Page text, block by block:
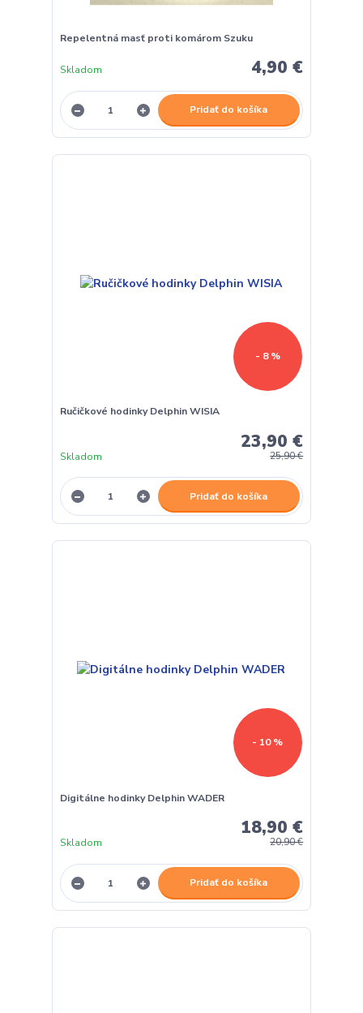
Repelentná masť proti komárom Szuku
4,90 €
Skladom
Pridať do košíka
- 8 %
Ručičkové hodinky Delphin WISIA
25,90 €
23,90 €
Skladom
Pridať do košíka
- 10 %
Digitálne hodinky Delphin WADER
20,90 €
18,90 €
Skladom
Pridať do košíka